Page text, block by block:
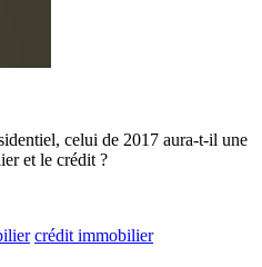
celui de 2017 aura-t-il une
et le crédit ?
crédit immobilier